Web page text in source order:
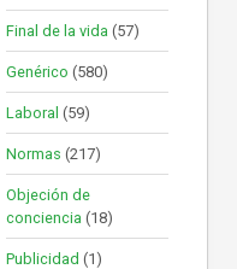
Final de la vida (57)
Genérico (580)
Laboral (59)
Normas (217)
Objeción de
conciencia (18)
Publicidad (1)